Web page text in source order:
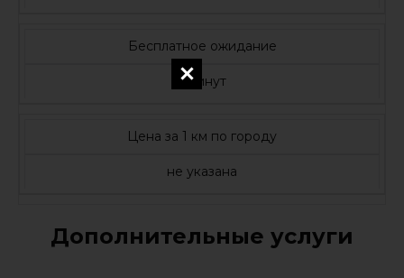
Бесплатное ожидание
5 минут
Цена за 1 км по городу
не указана
Дополнительные услуги